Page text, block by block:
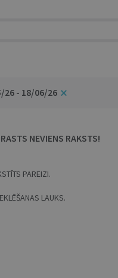
26 - 18/06/26
NEVIENS RAKSTS!
PAREIZI.
LAUKS.